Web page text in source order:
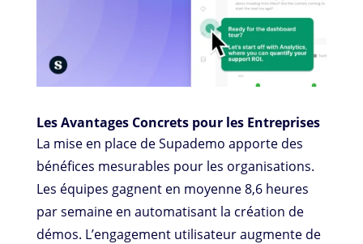
Les Avantages Concrets pour les Entreprises
La mise en place de Supademo apporte des
bénéfices mesurables pour les organisations.
Les équipes gagnent en moyenne 8,6 heures
par semaine en automatisant la création de
démos. L’engagement utilisateur augmente de